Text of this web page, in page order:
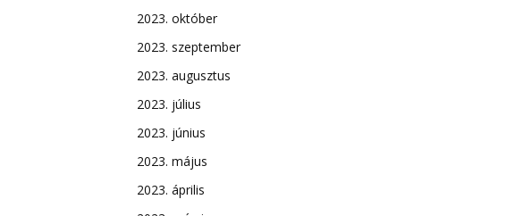
2023. október
2023. szeptember
2023. augusztus
2023. július
2023. június
2023. május
2023. április